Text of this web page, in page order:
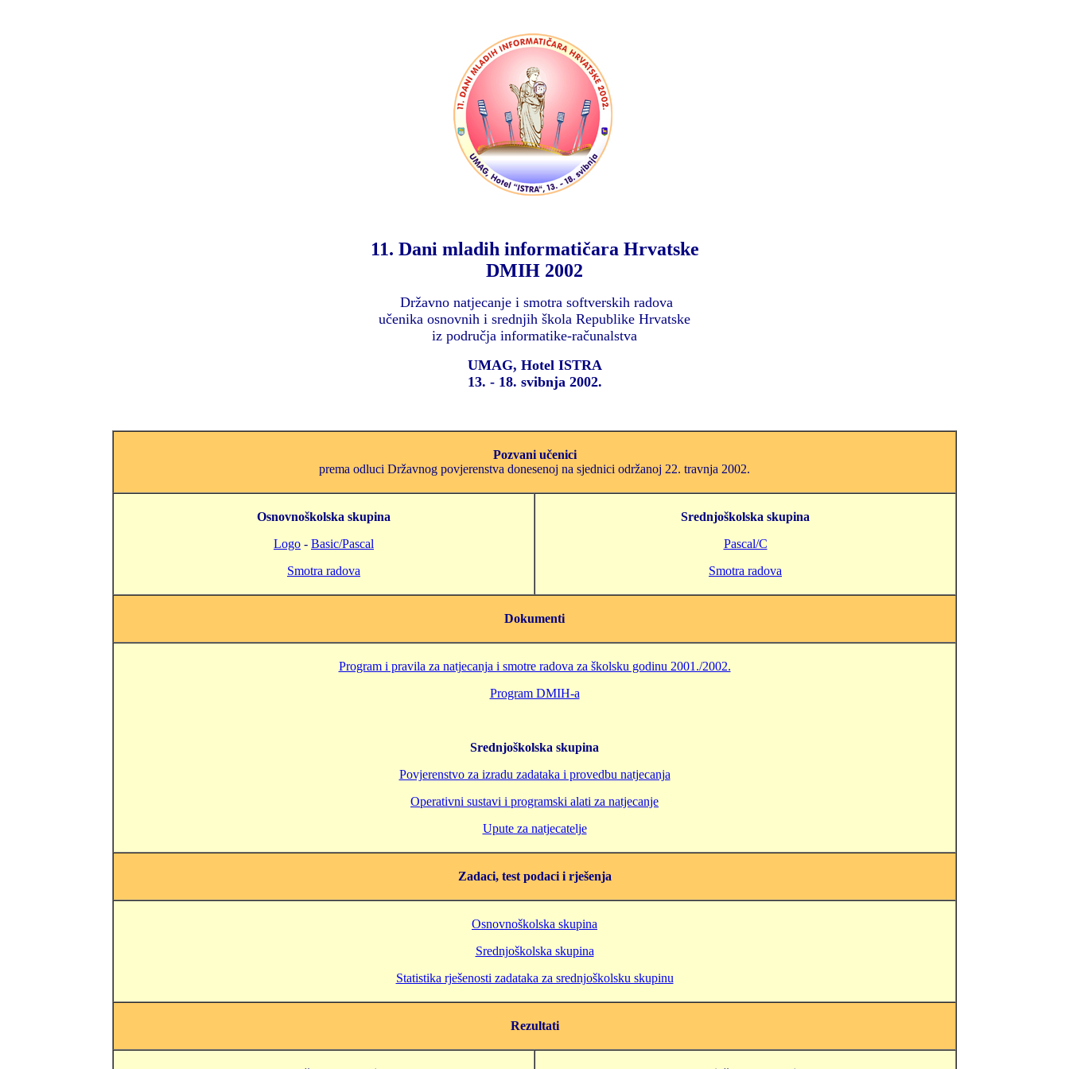
11. Dani mladih informatičara Hrvatske
DMIH 2002
Državno natjecanje i smotra softverskih radova
učenika osnovnih i srednjih škola Republike Hrvatske
iz područja informatike-računalstva
UMAG, Hotel ISTRA
13. - 18. svibnja 2002.
Pozvani učenici
prema odluci Državnog povjerenstva donesenoj na sjednici održanoj 22. travnja 2002.
Osnovnoškolska skupina
Logo - Basic/Pascal
Smotra radova
Srednjoškolska skupina
Pascal/C
Smotra radova
Dokumenti
Program i pravila za natjecanja i smotre radova za školsku godinu 2001./2002.
Program DMIH-a
Srednjoškolska skupina
Povjerenstvo za izradu zadataka i provedbu natjecanja
Operativni sustavi i programski alati za natjecanje
Upute za natjecatelje
Zadaci, test podaci i rješenja
Osnovnoškolska skupina
Srednjoškolska skupina
Statistika rješenosti zadataka za srednjoškolsku skupinu
Rezultati